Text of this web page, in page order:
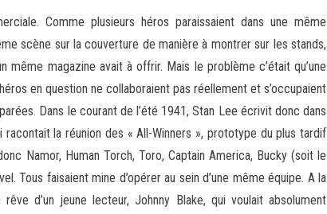
Comme plusieurs héros paraissaient dans une même
scène sur la couverture de manière à montrer sur les stands,
même magazine avait à offrir. Mais le problème c’était qu’une
en question ne collaboraient pas réellement et s’occupaient
Dans le courant de l’été 1941, Stan Lee écrivit donc dans
la réunion des « All-Winners », prototype du plus tardif
Namor, Human Torch, Toro, Captain America, Bucky (soit le
Tous faisaient mine d’opérer au sein d’une même équipe. A la
d’un jeune lecteur, Johnny Blake, qui voulait absolument